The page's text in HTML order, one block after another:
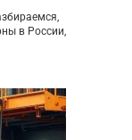
в России,